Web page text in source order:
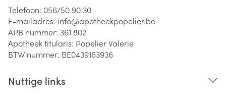
Telefoon: 056/50.90.30
E-mailadres: info@apotheekpopelier.be
APB nummer: 361.802
Apotheek titularis: Popelier Valerie
BTW nummer: BE0439163936
Nuttige links